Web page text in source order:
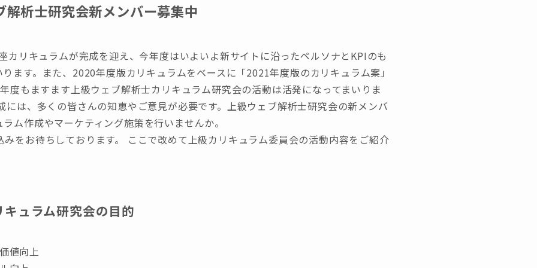
析士研究会新メンバー募集中
カリキュラムが完成を迎え、今年度はいよいよ新サイトに沿ったペルソナとKPIのも
ます。また、2020年度版カリキュラムをベースに「2021年度版のカリキュラム案」
度もますます上級ウェブ解析士カリキュラム研究会の活動は活発になってまいりま
には、多くの皆さんの知恵やご意見が必要です。上級ウェブ解析士研究会の新メンバ
ム作成やマーケティング施策を行いませんか。
をお待ちしております。 ここで改めて上級カリキュラム委員会の活動内容をご紹介
ュラム研究会の目的
値向上